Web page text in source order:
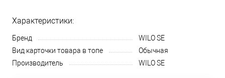
Характеристики:
Бренд
WILO SE
Вид карточки товара в топе
Обычная
Производитель
WILO SE